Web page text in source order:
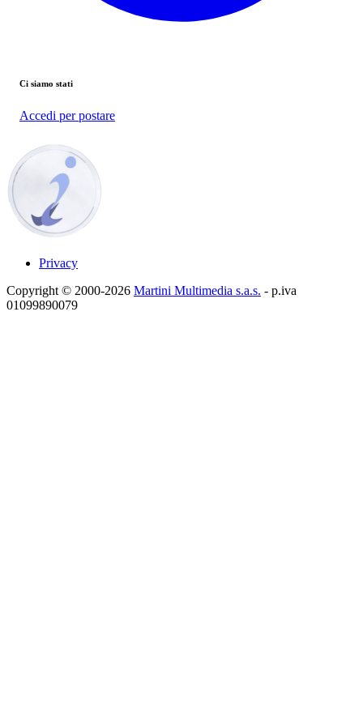
Ci siamo stati
Accedi per postare
Privacy
Copyright © 2000-2026 Martini Multimedia s.a.s. - p.iva
01099890079